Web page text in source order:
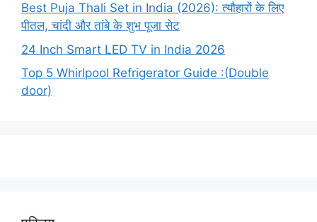
Best Puja Thali Set in India (2026): त्यौहारों के लिए
पीतल, चांदी और तांबे के शुभ पूजा सेट
24 Inch Smart LED TV in India 2026
Top 5 Whirlpool Refrigerator Guide :(Double
door)